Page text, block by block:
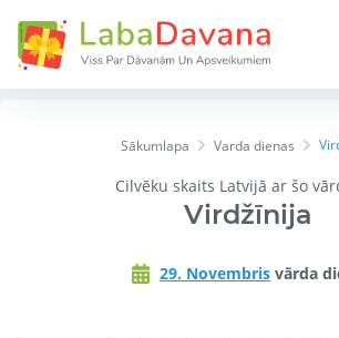
Sākumlapa Varda dienas
Cilvēku skaits Latvijā ar šo
Virdžīnija
29. Novembris vārda